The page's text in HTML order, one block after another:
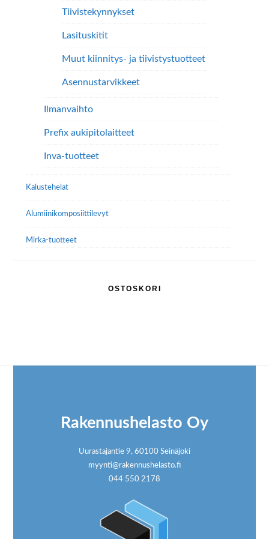
Tiivistekynnykset
Lasituskitit
Muut kiinnitys- ja tiivistystuotteet
Asennustarvikkeet
Ilmanvaihto
Prefix aukipitolaitteet
Inva-tuotteet
Kalustehelat
Alumiini­komposiitti­levyt
Mirka-tuotteet
OSTOSKORI
Rakennushelasto Oy
Uurastajantie 9, 60100 Seinäjoki
myynti@rakennushelasto.fi
044 550 2178